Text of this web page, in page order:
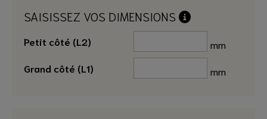
SAISISSEZ VOS DIMENSIONS
Petit côté (L2)
mm
Grand côté (L1)
mm